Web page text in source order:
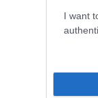
I want
και ο ρόλος